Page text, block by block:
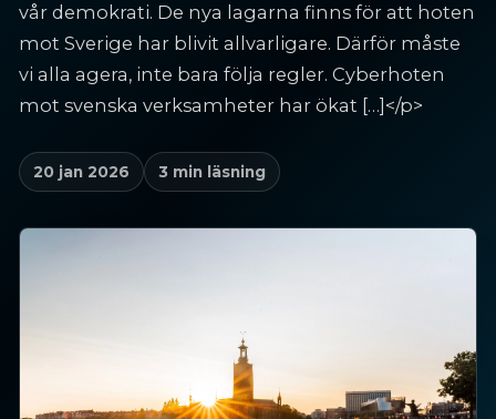
vår demokrati. De nya lagarna finns för att hoten
mot Sverige har blivit allvarligare. Därför måste
vi alla agera, inte bara följa regler. Cyberhoten
mot svenska verksamheter har ökat […]</p>
20 jan 2026 3 min läsning